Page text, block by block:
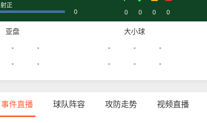
0
射正
0
0 0 0
亚盘
-
-
- -
大小球
-
-
-
-
- -
事件直播 球队阵容 攻防走势 视频直播